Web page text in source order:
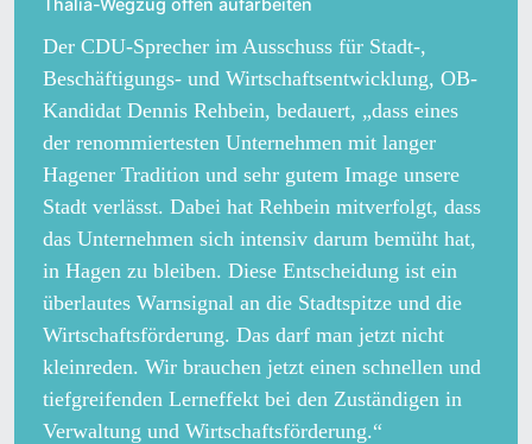
Der CDU-Sprecher im Ausschuss für Stadt-,
Beschäftigungs- und Wirtschaftsentwicklung, OB-
Kandidat Dennis Rehbein, bedauert, „dass eines
der renommiertesten Unternehmen mit langer
Hagener Tradition und sehr gutem Image unsere
Stadt verlässt. Dabei hat Rehbein mitverfolgt, dass
das Unternehmen sich intensiv darum bemüht hat,
in Hagen zu bleiben. Diese Entscheidung ist ein
überlautes Warnsignal an die Stadtspitze und die
Wirtschaftsförderung. Das darf man jetzt nicht
kleinreden. Wir brauchen jetzt einen schnellen und
tiefgreifenden Lerneffekt bei den Zuständigen in
Verwaltung und Wirtschaftsförderung.“